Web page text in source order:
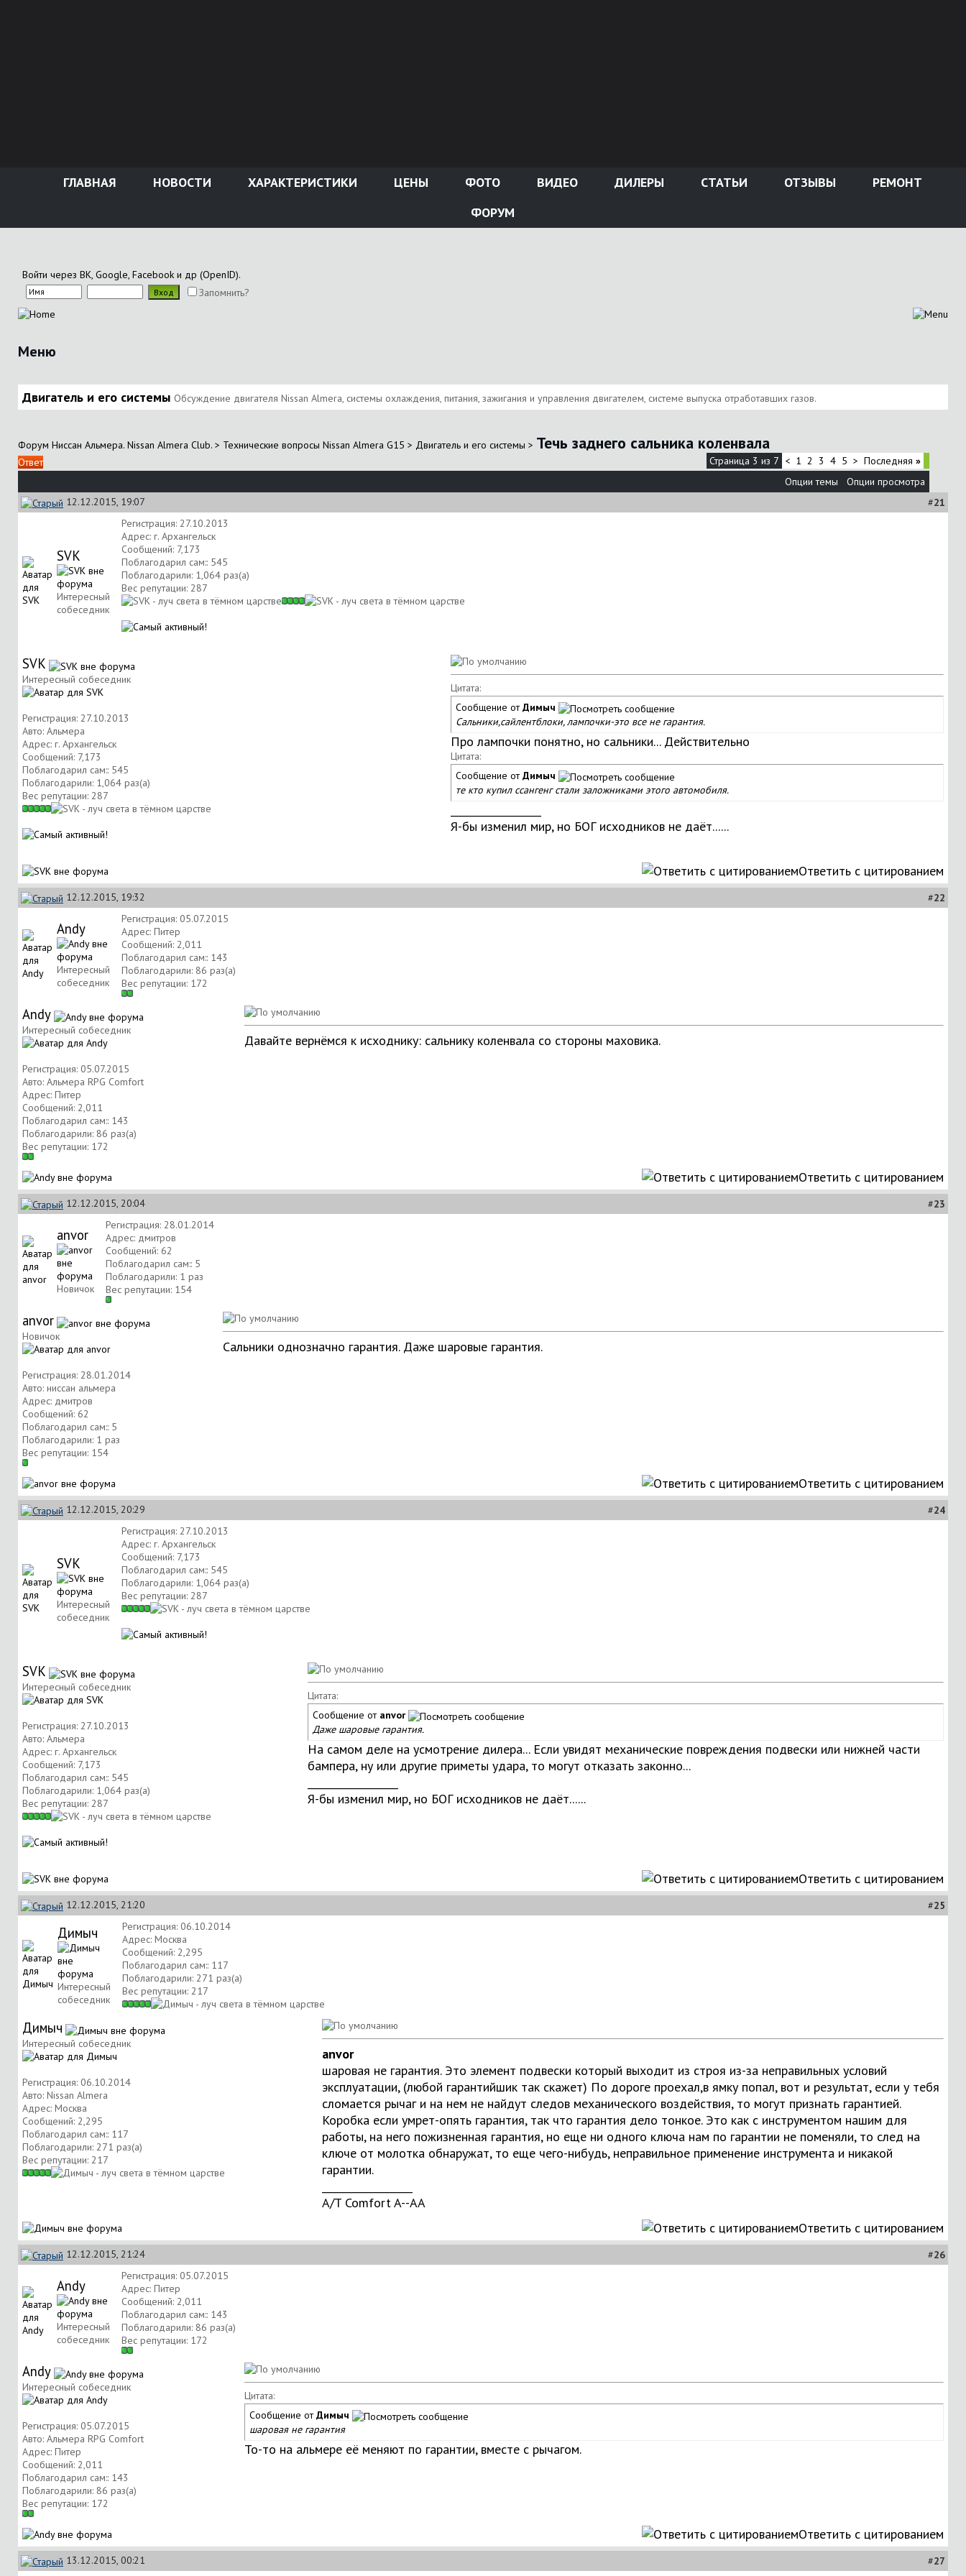
ГЛАВНАЯ НОВОСТИ ХАРАКТЕРИСТИКИ ЦЕНЫ ФОТО ВИДЕО ДИЛЕРЫ СТАТЬИ ОТЗЫВЫ
РЕМОНТ
ФОРУМ
Войти через ВК, Google, Facebook и др (OpenID).
Запомнить?
Меню
Двигатель и его системы Обсуждение двигателя Nissan Almera, системы охлаждения, питания, зажигания и управления двигателем, системе выпуска отработавших газов.
Форум Ниссан Альмера. Nissan Almera Club. > Технические вопросы Nissan Almera G15 > Двигатель и его системы > Течь заднего сальника коленвала
Ответ Страница 3 из 7 < 1 2 3 4 5 > Последняя »
Опции темы
Опции просмотра
12.12.2015, 19:07
#21
SVK
Интересный
собеседник
Регистрация: 27.10.2013
Адрес: г. Архангельск
Сообщений: 7,173
Поблагодарил сам:: 545
Поблагодарили: 1,064 раз(а)
Вес репутации: 287
SVK
Интересный собеседник
Регистрация: 27.10.2013
Авто: Альмера
Адрес: г. Архангельск
Сообщений: 7,173
Поблагодарил сам:: 545
Поблагодарили: 1,064 раз(а)
Вес репутации: 287
Цитата:
Сообщение отДимыч
Сальники,сайлентблоки, лампочки-это все не гарантия.
Про лампочки понятно, но сальники... Действительно
Цитата:
Сообщение отДимыч
те кто купил ссангенг стали заложниками этого автомобиля.
Я-бы изменил мир, но БОГ исходников не даёт......
Ответить с цитированием
12.12.2015, 19:32 #22
Andy
Интересный
собеседник
Регистрация: 05.07.2015
Адрес: Питер
Сообщений: 2,011
Поблагодарил сам:: 143
Поблагодарили: 86 раз(а)
Вес репутации: 172
Andy
Интересный собеседник
Регистрация: 05.07.2015
Авто: Альмера RPG Comfort
Адрес: Питер
Сообщений: 2,011
Поблагодарил сам:: 143
Поблагодарили: 86 раз(а)
Вес репутации: 172
Давайте вернёмся к исходнику: сальнику коленвала со стороны маховика.
Ответить с цитированием
12.12.2015, 20:04 #23
anvor
Новичок
Регистрация: 28.01.2014
Адрес: дмитров
Сообщений: 62
Поблагодарил сам:: 5
Поблагодарили: 1 раз
Вес репутации: 154
anvor
Новичок
Регистрация: 28.01.2014
Авто: ниссан альмера
Адрес: дмитров
Сообщений: 62
Поблагодарил сам:: 5
Поблагодарили: 1 раз
Вес репутации: 154
Сальники однозначно гарантия. Даже шаровые гарантия.
Ответить с цитированием
12.12.2015, 20:29 #24
SVK
Интересный
собеседник
Регистрация: 27.10.2013
Адрес: г. Архангельск
Сообщений: 7,173
Поблагодарил сам:: 545
Поблагодарили: 1,064 раз(а)
Вес репутации: 287
SVK
Интересный собеседник
Регистрация: 27.10.2013
Авто: Альмера
Адрес: г. Архангельск
Сообщений: 7,173
Поблагодарил сам:: 545
Поблагодарили: 1,064 раз(а)
Вес репутации: 287
Цитата:
Сообщение от anvor
Даже шаровые гарантия.
На самом деле на усмотрение дилера... Если увидят механические повреждения подвески или нижней части
бампера, ну или другие приметы удара, то могут отказать законно...
Я-бы изменил мир, но БОГ исходников не даёт......
Ответить с цитированием
12.12.2015, 21:20 #25
Димыч
Интересный
собеседник
Регистрация: 06.10.2014
Адрес: Москва
Сообщений: 2,295
Поблагодарил сам:: 117
Поблагодарили: 271 раз(а)
Вес репутации: 217
Димыч
Интересный собеседник
Регистрация: 06.10.2014
Авто: Nissan Almera
Адрес: Москва
Сообщений: 2,295
Поблагодарил сам:: 117
Поблагодарили: 271 раз(а)
Вес репутации: 217
anvor
шаровая не гарантия. Это элемент подвески который выходит из строя из-за неправильных условий
эксплуатации, (любой гарантийшик так скажет) По дороге проехал,в ямку попал, вот и результат, если у тебя
сломается рычаг и на нем не найдут следов механического воздействия, то могут признать гарантией.
Коробка если умрет-опять гарантия, так что гарантия дело тонкое. Это как с инструментом нашим для
работы, на него пожизненная гарантия, но еще ни одного ключа нам по гарантии не поменяли, то след на
ключе от молотка обнаружат, то еще чего-нибудь, неправильное применение инструмента и никакой
гарантии.
A/T Comfort A--AA
Ответить с цитированием
12.12.2015, 21:24 #26
Andy
Интересный
собеседник
Регистрация: 05.07.2015
Адрес: Питер
Сообщений: 2,011
Поблагодарил сам:: 143
Поблагодарили: 86 раз(а)
Вес репутации: 172
Andy
Интересный собеседник
Регистрация: 05.07.2015
Авто: Альмера RPG Comfort
Адрес: Питер
Сообщений: 2,011
Поблагодарил сам:: 143
Поблагодарили: 86 раз(а)
Вес репутации: 172
Цитата:
Сообщение отДимыч
шаровая не гарантия
То-то на альмере её меняют по гарантии, вместе с рычагом.
Ответить с цитированием
13.12.2015, 00:21 #27